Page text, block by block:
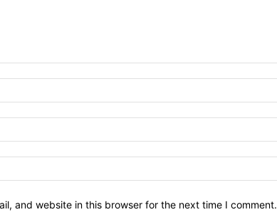
and website in this browser for the next time I comment.